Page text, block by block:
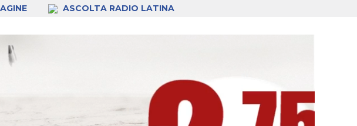
ASCOLTA RADIO LATINA